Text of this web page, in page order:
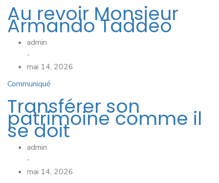
Au revoir Monsieur
Armando Taddeo
admin
-
mai 14, 2026
Communiqué
Transférer son
patrimoine comme il
se doit
admin
-
mai 14, 2026